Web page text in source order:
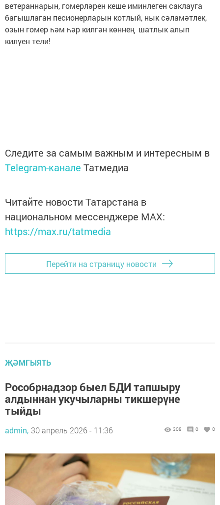
ветераннарын, гомерләрен кеше иминлеген саклауга
багышлаган песионерларын котлый, нык сәламәтлек,
озын гомер һәм һәр килгән көннең шатлык алып
килүен тели!
Следите за самым важным и интересным в
Telegram-канале Татмедиа
Читайте новости Татарстана в
национальном мессенджере MАХ:
https://max.ru/tatmedia
Перейти на страницу новости
ҖӘМГЫЯТЬ
Рособрнадзор быел БДИ тапшыру
алдыннан укучыларны тикшерүне
тыйды
admin, 30 апрель 2026 - 11:36 308 0 0